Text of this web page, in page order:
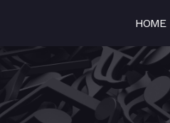
HOME